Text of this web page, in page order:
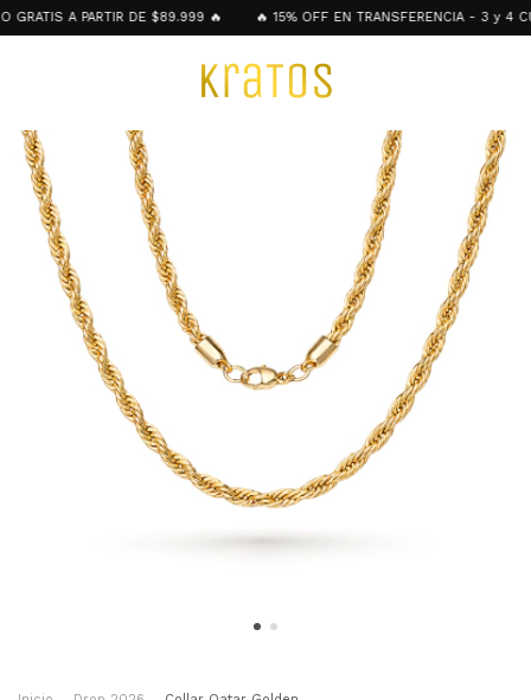
A PARTIR DE $89.999 🔥 🔥 15% OFF EN TRANSFERENCIA - 3 y 4